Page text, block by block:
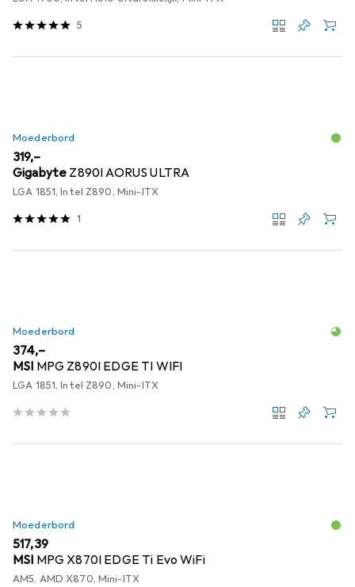
5
Moederbord
EUR
319,–
Gigabyte Z890I AORUS ULTRA
LGA 1851, Intel Z890, Mini-ITX
1
Moederbord
EUR
374,–
MSI MPG Z890I EDGE TI WIFI
LGA 1851, Intel Z890, Mini-ITX
Moederbord
EUR
517,39
MSI MPG X870I EDGE Ti Evo WiFi
AM5, AMD X870, Mini-ITX